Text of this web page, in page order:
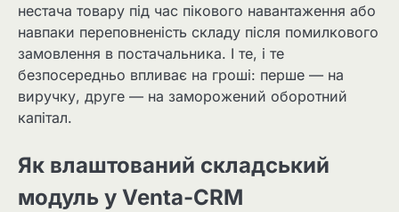
нестача товару під час пікового навантаження або
навпаки переповненість складу після помилкового
замовлення в постачальника. І те, і те
безпосередньо впливає на гроші: перше — на
виручку, друге — на заморожений оборотний
капітал.
Як влаштований складський
модуль у Venta-CRM